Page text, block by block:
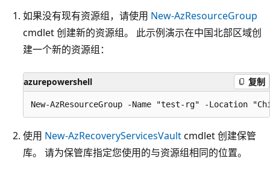
如果没有现有资源组，请使用 New-AzResourceGroup
cmdlet 创建新的资源组。 此示例演示在中国北部区域创
建一个新的资源组：
azurepowershell 复制
使用 New-AzRecoveryServicesVaultcmdlet 创建保管
库。 请为保管库指定您使用的与资源组相同的位置。